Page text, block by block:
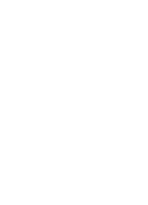
Con una
combina
convertirse
Esto